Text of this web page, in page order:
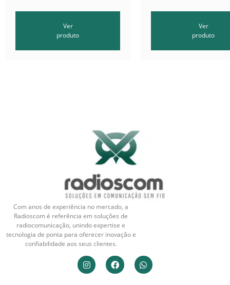
Ver
produto
Ver
produto
Com anos de experiência no mercado, a
Radioscom é referência em soluções de
radiocomunicação, unindo expertise e
tecnologia de ponta para oferecer inovação e
confiabilidade aos seus clientes.